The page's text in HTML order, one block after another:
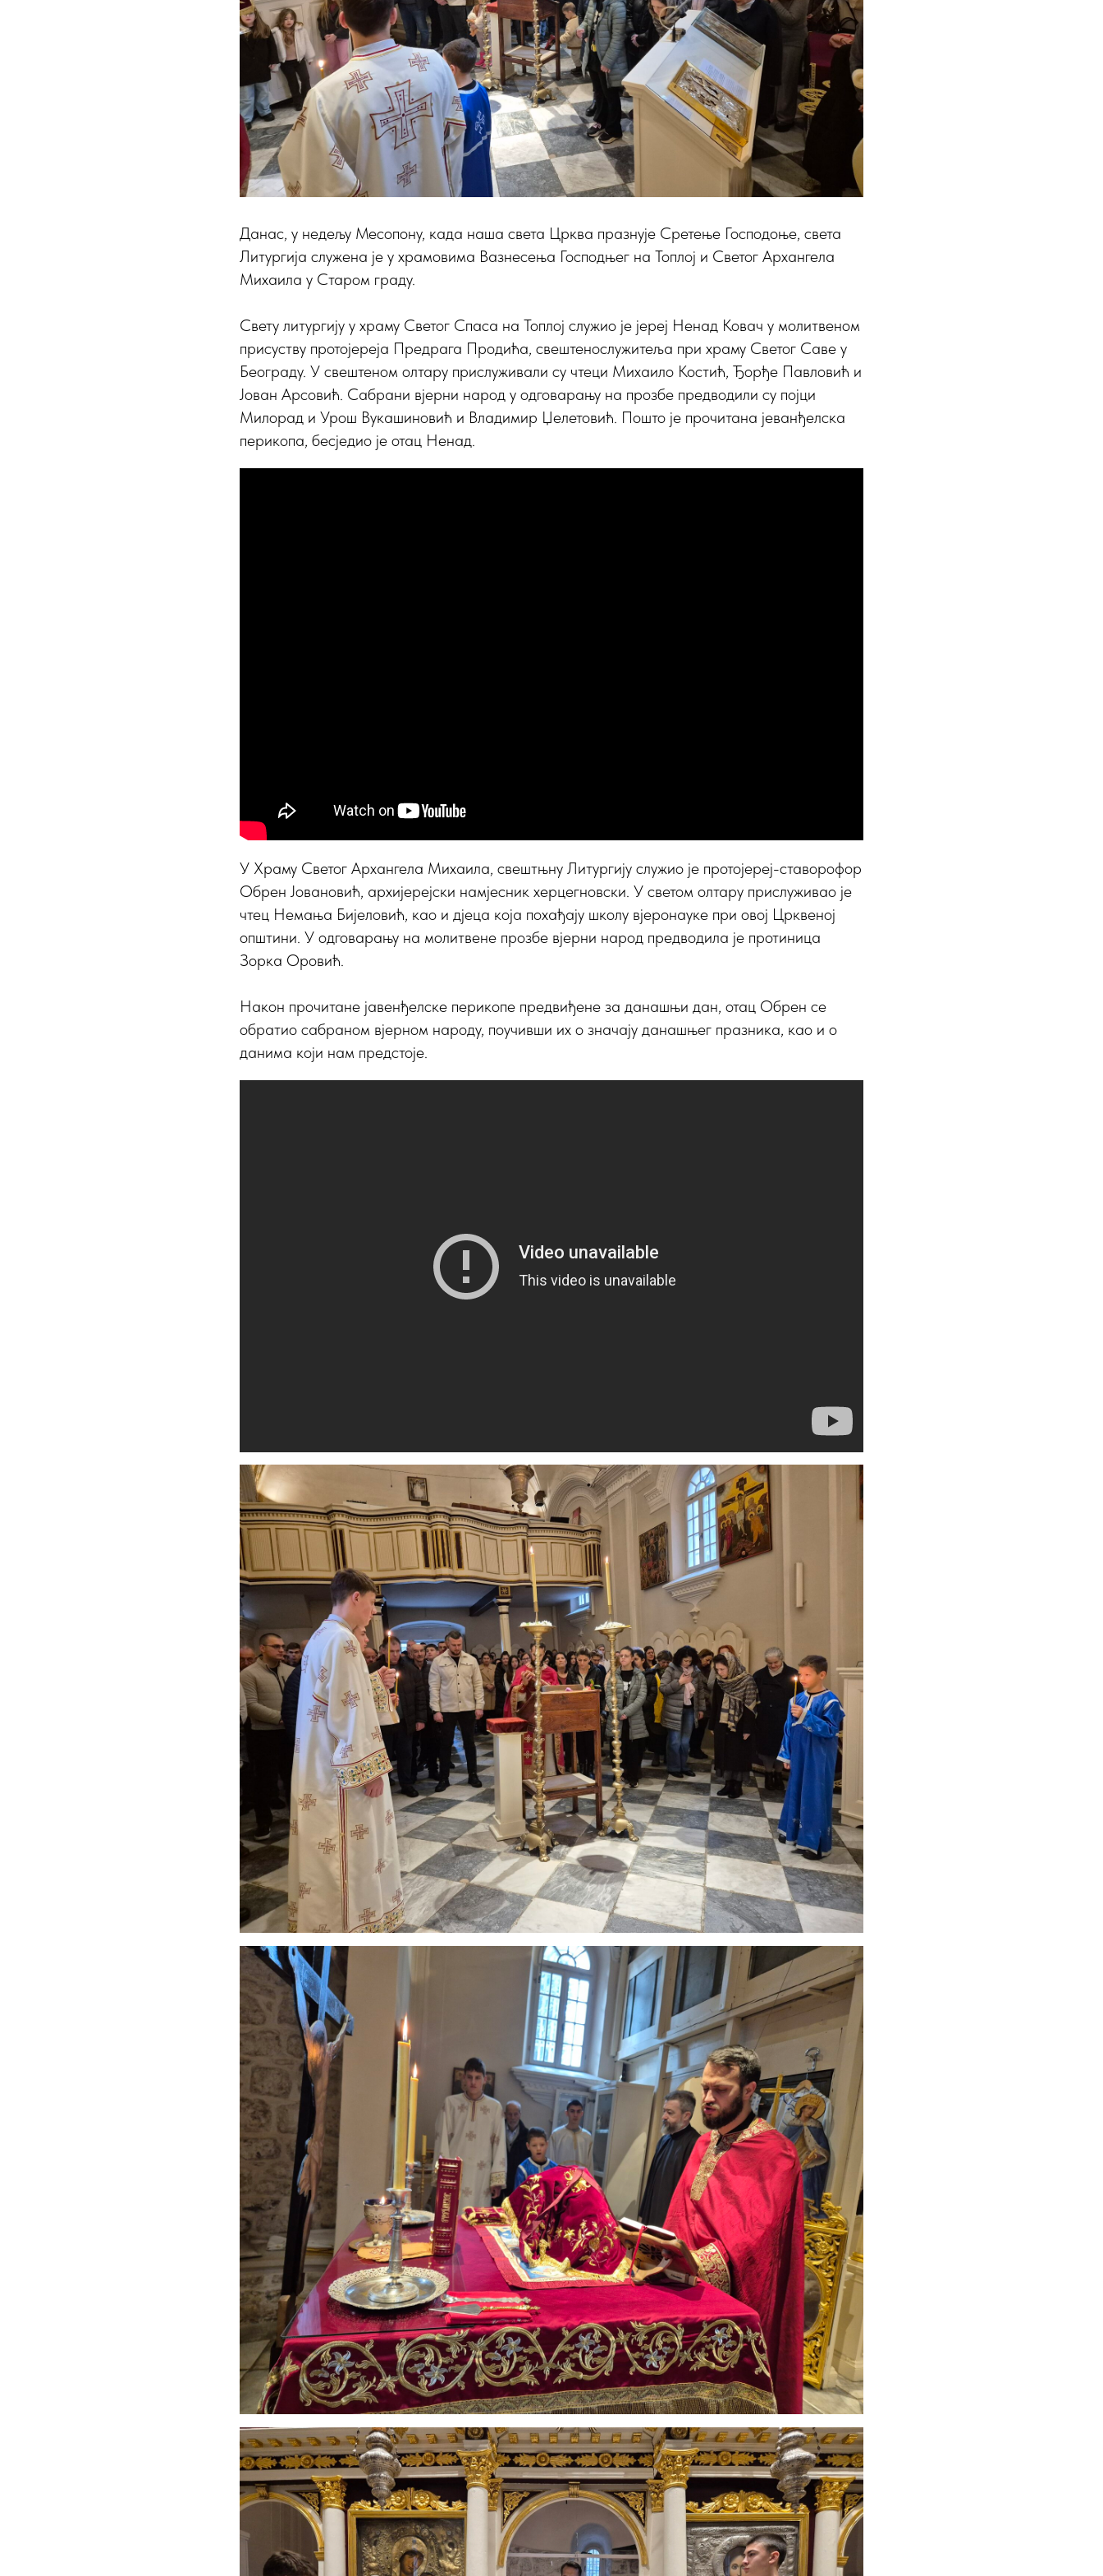
Данас, у недељу Месопону, када наша света Црква празнује Сретење Господоње, света
Литургија служена је у храмовима Вазнесења Господњег на Топлој и Светог Архангела
Михаила у Старом граду.
Свету литургију у храму Светог Спаса на Топлој служио је јереј Ненад Ковач у молитвеном
присуству протојереја Предрага Продића, свештенослужитеља при храму Светог Саве у
Београду. У свештеном олтару прислуживали су чтеци Михаило Костић, Ђорђе Павловић и
Јован Арсовић. Сабрани вјерни народ у одговарању на прозбе предводили су појци
Милорад и Урош Вукашиновић и Владимир Џелетовић. Пошто је прочитана јеванђелска
перикопа, бесједио је отац Ненад.
У Храму Светог Архангела Михаила, свештњну Литургију служио је протојереј-ставорофор
Обрен Јовановић, архијерејски намјесник херцегновски. У светом олтару прислуживао је
чтец Немања Бијеловић, као и дјеца која похађају школу вјеронауке при овој Црквеној
општини. У одговарању на молитвене прозбе вјерни народ предводила је протиница
Зорка Оровић.
Након прочитане јавенђелске перикопе предвиђене за данашњи дан, отац Обрен се
обратио сабраном вјерном народу, поучивши их о значају данашњег празника, као и о
данима који нам предстоје.